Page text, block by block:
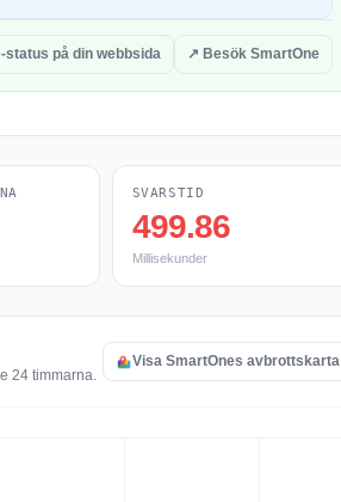
status på din webbsida ↗ Besök SmartOne
SVARSTID
499.86
Millisekunder
24 timmarna.
Visa SmartOnes avbrottskarta